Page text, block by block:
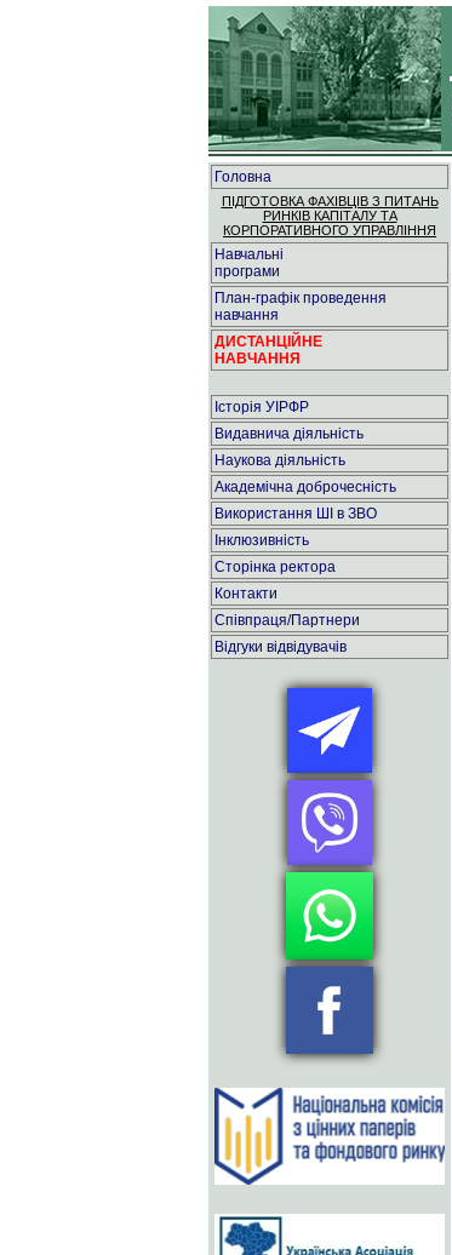
Головна
ПІДГОТОВКА ФАХІВЦІВ З ПИТАНЬ
РИНКІВ КАПІТАЛУ ТА
КОРПОРАТИВНОГО УПРАВЛІННЯ
Навчальні
програми
План-графік проведення
навчання
ДИСТАНЦІЙНЕ
НАВЧАННЯ
Історія УІРФР
Видавнича діяльність
Наукова діяльність
Академічна доброчесність
Використання ШІ в ЗВО
Інклюзивність
Сторінка ректора
Контакти
Співпраця/Партнери
Відгуки відвідувачів